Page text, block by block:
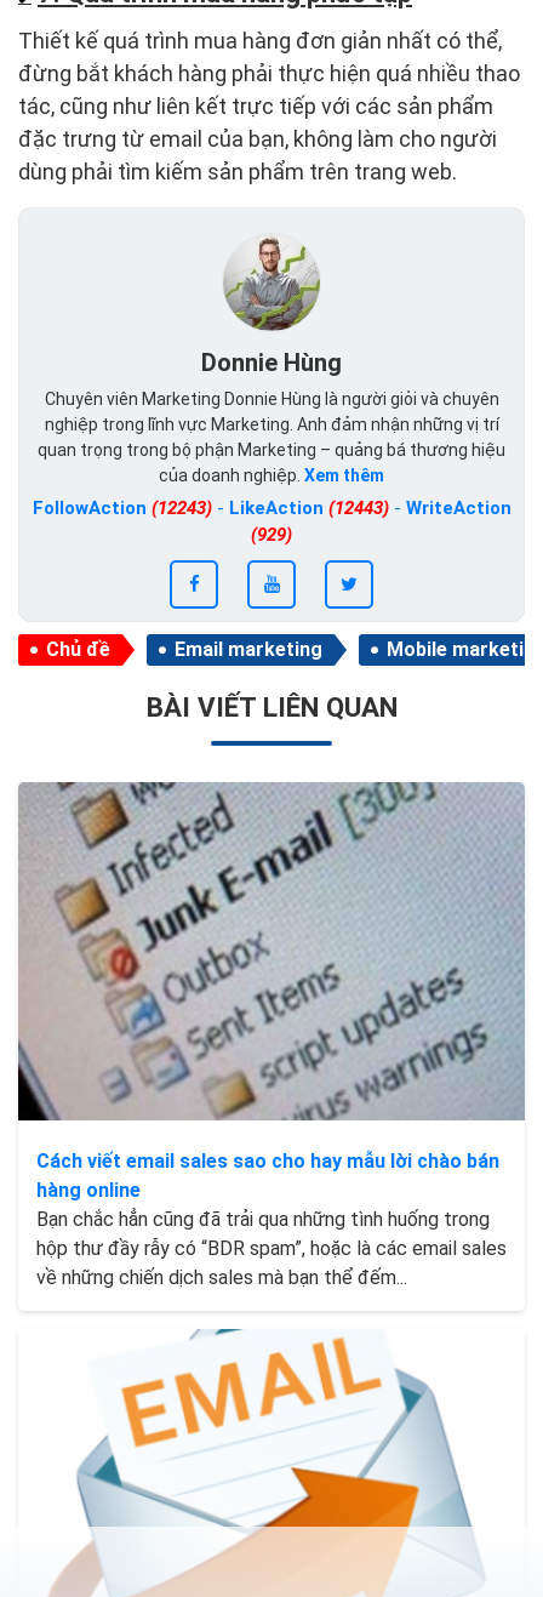
Thiết kế quá trình mua hàng đơn giản nhất có thể,
đừng bắt khách hàng phải thực hiện quá nhiều thao
tác, cũng như liên kết trực tiếp với các sản phẩm
đặc trưng từ email của bạn, không làm cho người
dùng phải tìm kiếm sản phẩm trên trang web.
Donnie Hùng
Chuyên viên Marketing Donnie Hùng là người giỏi và chuyên
nghiệp trong lĩnh vực Marketing. Anh đảm nhận những vị trí
quan trọng trong bộ phận Marketing – quảng bá thương hiệu
của doanh nghiệp. Xem thêm
FollowAction (12243)- LikeAction (12443)- WriteAction
(929)
Chủ đề Email marketing Mobile
BÀI VIẾT LIÊN QUAN
Cách viết email sales sao cho hay mẫu lời chào bán
hàng online
Bạn chắc hẳn cũng đã trải qua những tình huống trong
hộp thư đầy rẫy có “BDR spam”, hoặc là các email sales
về những chiến dịch sales mà bạn thể đếm...